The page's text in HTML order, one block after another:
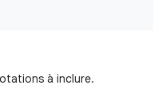
à inclure.